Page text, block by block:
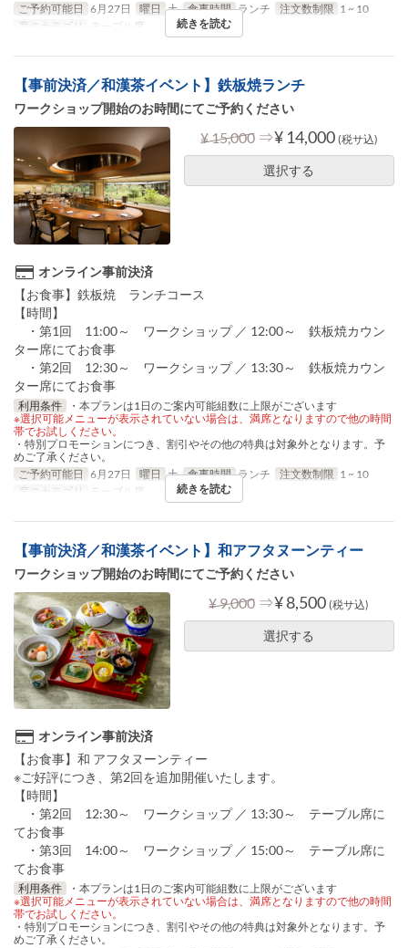
ご予約可能日 6月27日 曜日 土 食事時間 ランチ 注文数制限 1 ~ 10
席のカテゴリ
テーブル席 続きを読む
【事前決済／和漢茶イベント】鉄板焼ランチ
ワークショップ開始のお時間にてご予約ください
¥ 15,000 ⇒¥ 14,000 (税サ込)
選択する
オンライン事前決済
【お食事】鉄板焼 ランチコース
【時間】
・第1回 11:00～ ワークショップ ／ 12:00～ 鉄板焼カウン
ター席にてお食事
・第2回 12:30～ ワークショップ ／ 13:30～ 鉄板焼カウン
ター席にてお食事
利用条件
・本プランは1日のご案内可能組数に上限がございます
※選択可能メニューが表示されていない場合は、満席となりますので他の時間
帯でお試しください。
・特別プロモーションにつき、割引やその他の特典は対象外となります。予
めご了承ください。
ご予約可能日 6月27日 曜日 土 食事時間 ランチ 注文数制限 1 ~ 10
席のカテゴリ
テーブル席 続きを読む
【事前決済／和漢茶イベント】和アフタヌーンティー
ワークショップ開始のお時間にてご予約ください
¥ 9,000 ⇒¥ 8,500 (税サ込)
選択する
オンライン事前決済
【お食事】和 アフタヌーンティー
※ご好評につき、第2回を追加開催いたします。
【時間】
・第2回 12:30～ ワークショップ ／ 13:30～ テーブル席に
てお食事
・第3回 14:00～ ワークショップ ／ 15:00～ テーブル席に
てお食事
利用条件
・本プランは1日のご案内可能組数に上限がございます
※選択可能メニューが表示されていない場合は、満席となりますので他の時間
帯でお試しください。
・特別プロモーションにつき、割引やその他の特典は対象外となります。予
めご了承ください。